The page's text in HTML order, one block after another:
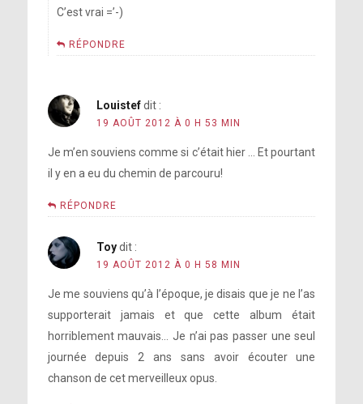
C’est vrai =’-)
RÉPONDRE
Louistef dit :
19 AOÛT 2012 À 0 H 53 MIN
Je m’en souviens comme si c’était hier … Et pourtant
il y en a eu du chemin de parcouru!
RÉPONDRE
Toy dit :
19 AOÛT 2012 À 0 H 58 MIN
Je me souviens qu’à l’époque, je disais que je ne l’as
supporterait jamais et que cette album était
horriblement mauvais… Je n’ai pas passer une seul
journée depuis 2 ans sans avoir écouter une
chanson de cet merveilleux opus.